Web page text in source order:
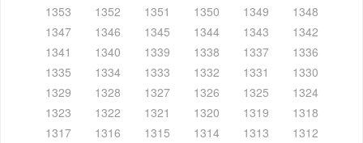
1353
1352 1351 1350 1349
1348
1347
1346 1345 1344 1343
1342
1341
1340 1339 1338 1337
1336
1335
1334 1333 1332 1331
1330
1329
1328 1327 1326 1325
1324
1323
1322 1321 1320 1319
1318
1317
1316 1315 1314 1313
1312